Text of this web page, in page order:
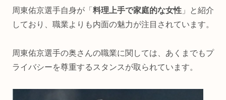
周東佑京選手自身が「 料理上手で家庭的な女性 」と紹介
しており、職業よりも内面の魅力が注目されています。
周東佑京選手の奥さんの職業に関しては、あくまでもプ
ライバシーを尊重するスタンスが取られています。